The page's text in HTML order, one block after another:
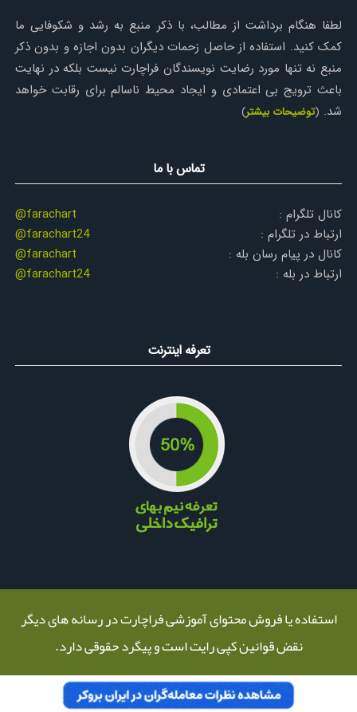
لطفا هنگام برداشت از مطالب، با ذکر منبع به رشد و شکوفایی ما
کمک کنید. استفاده از حاصل زحمات دیگران بدون اجازه و بدون ذکر
منبع نه تنها مورد رضایت نویسندگان فراچارت نیست بلکه در نهایت
باعث ترویج بی اعتمادی و ایجاد محیط ناسالم برای رقابت خواهد
شد. (توضیحات بیشتر)
تماس با ما
کانال تلگرام :
@farachart
ارتباط در تلگرام :
@farachart24
کانال در پیام رسان بله :
@farachart
ارتباط در بله :
@farachart24
تعرفه اینترنت
استفاده یا فروش محتوای آموزشی فراچارت در رسانه های دیگر
نقض قوانین کپی رایت است و پیگرد حقوقی دارد.